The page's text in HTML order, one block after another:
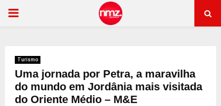
PRIMARY
Turismo
Uma jornada por Petra, a maravilha
do mundo em Jordânia mais visitada
do Oriente Médio – M&E